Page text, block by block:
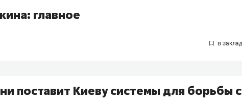
главное
поставит Киеву системы для борьбы с